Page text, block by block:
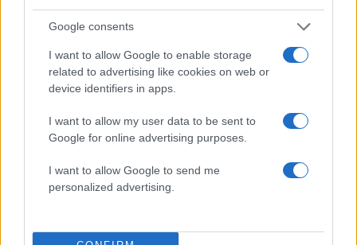
Google consents
I want to allow Google to enable storage
related to advertising like cookies on web or
device identifiers in apps.
I want to allow my user data to be sent to
Google for online advertising purposes.
I want to allow Google to send me
personalized advertising.
Πιο δημοφιλή
Πάρος: «Αν ήταν κάποιος πάνω από την
Η σπαρακτική περιγραφή του πατέρα και
τα κενά στους ισχυρισμούς του ιδιοκτήτη
του beach bar
Μπρίτνεϊ Σπίαρς: Έκανε αποτυχημένο
μπότοξ και ανέβασε στο Instagram την
εμπειρία της
ανακοίνωσε ότι παντρεύεται τη σύντροφό